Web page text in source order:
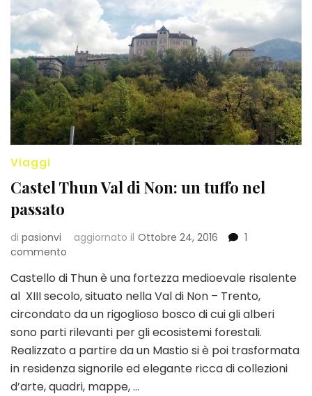
Viaggi
Castel Thun Val di Non: un tuffo nel
passato
di pasionvi aggiornato il Ottobre 24, 2016
1
commento
Thun
Val
di
Non:
un
tuffo
nel
passato
Castello di Thun è una fortezza medioevale risalente
al XIII secolo, situato nella Val di Non – Trento,
circondato da un rigoglioso bosco di cui gli alberi
sono parti rilevanti per gli ecosistemi forestali.
Realizzato a partire da un Mastio si è poi trasformata
in residenza signorile ed elegante ricca di collezioni
d’arte, quadri, mappe, …